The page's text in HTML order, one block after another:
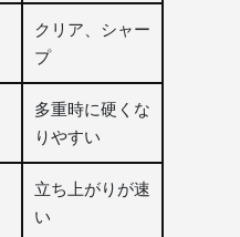
クリア、シャー
プ
多重時に硬くな
りやすい
立ち上がりが速
い